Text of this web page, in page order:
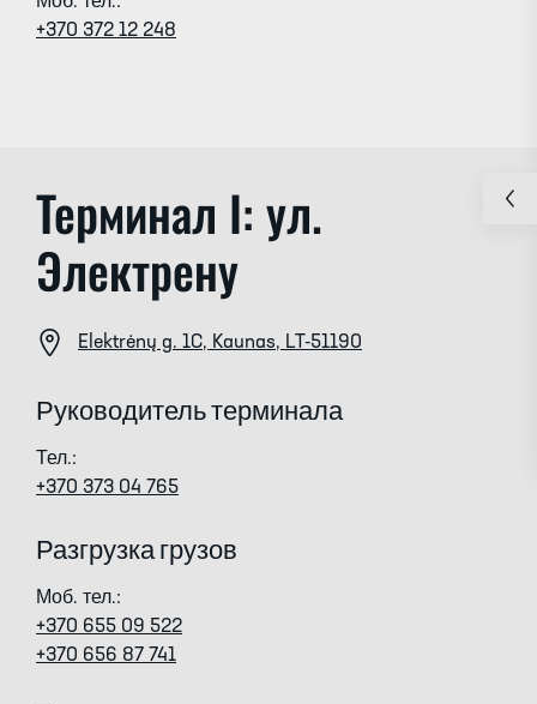
+370 372 12 248
Терминал I: ул.
Электрену
Elektrėnų g. 1C, Kaunas, LT-51190
Руководитель терминала
Тел.:
+370 373 04 765
Разгрузка грузов
Моб. тел.:
+370 655 09 522
+370 656 87 741